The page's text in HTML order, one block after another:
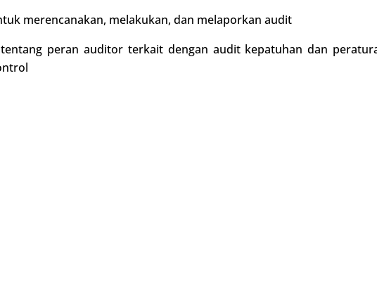
merencanakan, melakukan, dan melaporkan audit
peran auditor terkait dengan audit kepatuhan dan